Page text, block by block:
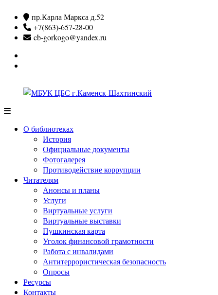
содержимому
пр.Карла Маркса д.52
+7(863)-657-28-00
cb-gorkogo@yandex.ru
ЦБС
г.Каменск-
Шахтинский
О библиотеках
История
Официальные документы
Фотогалерея
Противодействие коррупции
Читателям
Анонсы и планы
Услуги
Виртуальные услуги
Виртуальные выставки
Пушкинская карта
Уголок финансовой грамотности
Работа с инвалидами
Антитеррористическая безопасность
Опросы
Ресурсы
Контакты